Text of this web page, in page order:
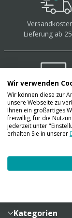
Lieferung ab
Über 40.000
Lager
Zahlung und
Kategorien
Wir verwenden
Wir können diese zur
unsere Webseite zu
Ihnen ein großartiges
freiwillig, für die
jederzeit unter
erhalten Sie in unserer